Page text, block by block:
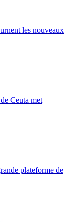
les nouveaux
Ceuta met
plateforme de